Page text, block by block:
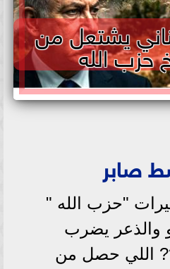
يشتعل من
حزب الله
صابر
"حزب الله "
والذعر يضرب
اللي حصل من